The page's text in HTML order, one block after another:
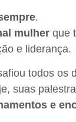
.
mulher que
e liderança.
todos os
suas
e